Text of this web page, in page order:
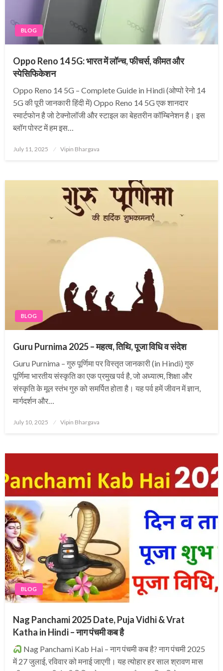
BLOG
Oppo Reno 14 5G: भारत में लॉन्च, फीचर्स, कीमत और
स्पेसिफिकेशन
Oppo Reno 14 5G – Complete Guide in Hindi (ओप्पो रेनो 14
5G की पूरी जानकारी हिंदी में) Oppo Reno 14 5G एक शानदार
स्मार्टफोन है जो टेक्नोलॉजी और स्टाइल का बेहतरीन कॉम्बिनेशन है। इस
ब्लॉग पोस्ट में हम इस…
Posted
July 11, 2025 Vipin Bhargava
BLOG
Guru Purnima 2025 – महत्व, तिथि, पूजा विधि व संदेश
Guru Purnima – गुरु पूर्णिमा पर विस्तृत जानकारी (in Hindi) गुरु
पूर्णिमा भारतीय संस्कृति का एक प्रमुख पर्व है, जो अध्यात्म, शिक्षा और
संस्कृति के मूल स्तंभ गुरु को समर्पित होता है। यह पर्व हमें जीवन में ज्ञान,
मार्गदर्शन और…
Posted
July 10, 2025 Vipin Bhargava
BLOG
Nag Panchami 2025 Date, Puja Vidhi & Vrat
Katha in Hindi – नाग पंचमी कब है
Nag Panchami Kab Hai – नाग पंचमी कब है? नाग पंचमी 2025
में 27 जुलाई, रविवार को मनाई जाएगी। यह त्योहार हर साल श्रावण मास